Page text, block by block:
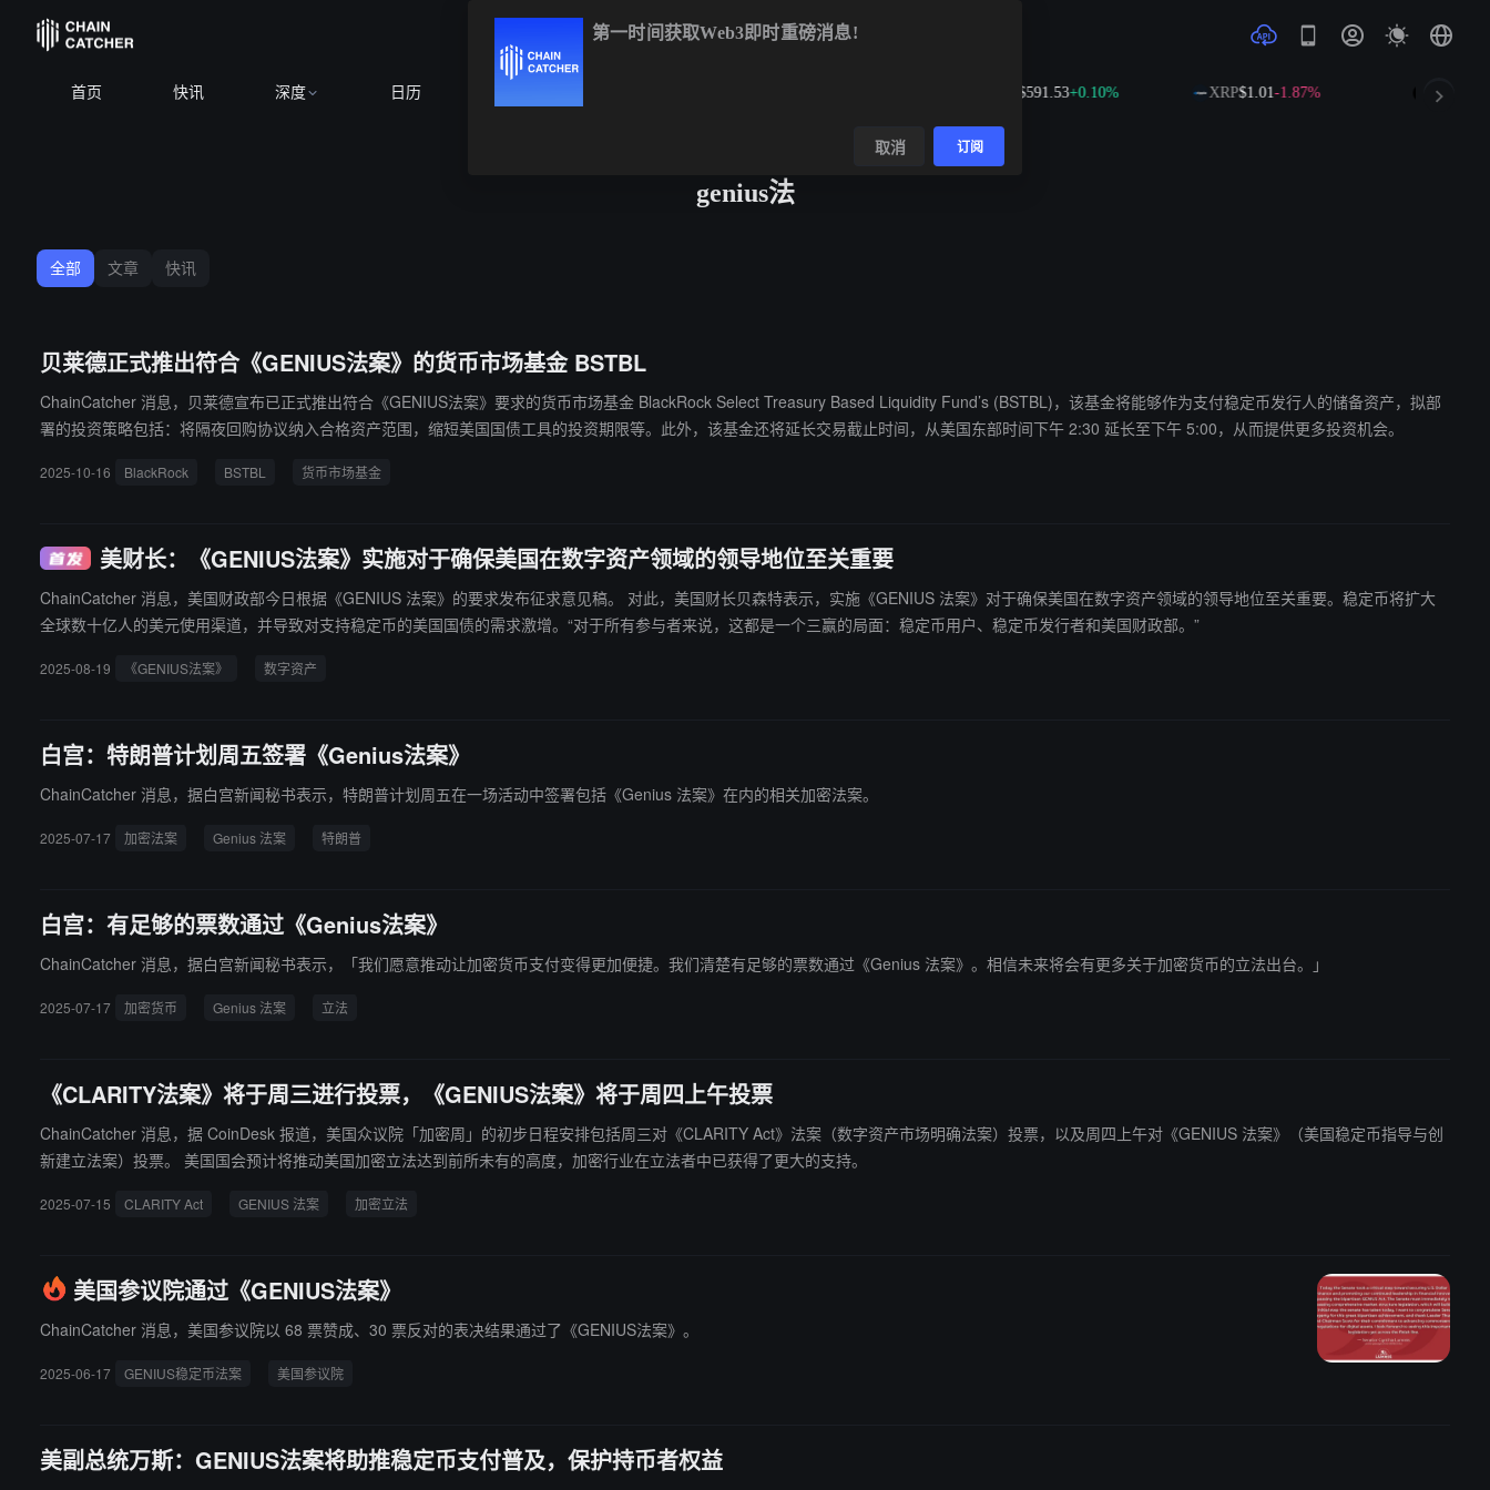
首页 快讯 深度 日历 $591.53+0.10% XRP$1.01-1.87% SOL$73.34
genius法
全部 文章 快讯
贝莱德正式推出符合《GENIUS法案》的货币市场基金 BSTBL
ChainCatcher 消息，贝莱德宣布已正式推出符合《GENIUS法案》要求的货币市场基金 BlackRock Select Treasury Based Liquidity Fund’s (BSTBL)，该基金将能够作为支付稳定币发行人的储备资产，拟部
署的投资策略包括：将隔夜回购协议纳入合格资产范围，缩短美国国债工具的投资期限等。此外，该基金还将延长交易截止时间，从美国东部时间下午 2:30 延长至下午 5:00，从而提供更多投资机会。
2025-10-16 BlackRock BSTBL 货币市场基金
美财长：《GENIUS法案》实施对于确保美国在数字资产领域的领导地位至关重要
ChainCatcher 消息，美国财政部今日根据《GENIUS 法案》的要求发布征求意见稿。 对此，美国财长贝森特表示，实施《GENIUS 法案》对于确保美国在数字资产领域的领导地位至关重要。稳定币将扩大
全球数十亿人的美元使用渠道，并导致对支持稳定币的美国国债的需求激增。“对于所有参与者来说，这都是一个三赢的局面：稳定币用户、稳定币发行者和美国财政部。”
2025-08-19 《GENIUS法案》 数字资产
白宫：特朗普计划周五签署《Genius法案》
ChainCatcher 消息，据白宫新闻秘书表示，特朗普计划周五在一场活动中签署包括《Genius 法案》在内的相关加密法案。
2025-07-17 加密法案 Genius 法案 特朗普
白宫：有足够的票数通过《Genius法案》
ChainCatcher 消息，据白宫新闻秘书表示，「我们愿意推动让加密货币支付变得更加便捷。我们清楚有足够的票数通过《Genius 法案》。相信未来将会有更多关于加密货币的立法出台。」
2025-07-17 加密货币 Genius 法案 立法
《CLARITY法案》将于周三进行投票，《GENIUS法案》将于周四上午投票
ChainCatcher 消息，据 CoinDesk 报道，美国众议院「加密周」的初步日程安排包括周三对《CLARITY Act》法案（数字资产市场明确法案）投票，以及周四上午对《GENIUS 法案》（美国稳定币指导与创
新建立法案）投票。 美国国会预计将推动美国加密立法达到前所未有的高度，加密行业在立法者中已获得了更大的支持。
2025-07-15 CLARITY Act GENIUS 法案 加密立法
美国参议院通过《GENIUS法案》
ChainCatcher 消息，美国参议院以 68 票赞成、30 票反对的表决结果通过了《GENIUS法案》。
2025-06-17 GENIUS稳定币法案 美国参议院
美副总统万斯：GENIUS法案将助推稳定币支付普及，保护持币者权益
第一时间获取Web3即时重磅消息!
取消 订阅